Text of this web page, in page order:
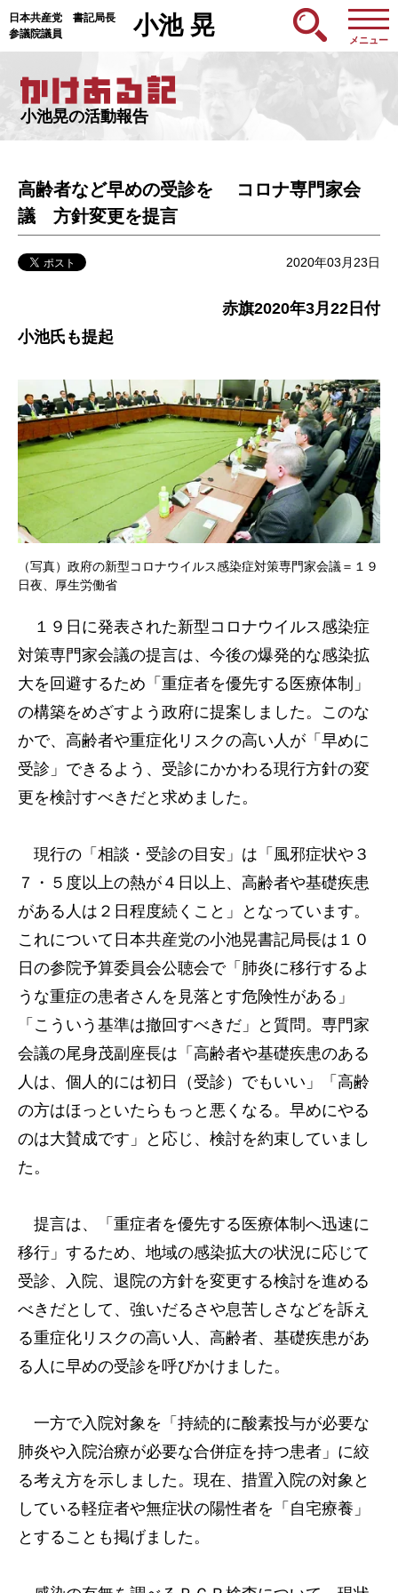
日本共産党 書記局長
参議院議員
小池 晃
メニュー
小池晃の活動報告
高齢者など早めの受診を コロナ専門家会
議 方針変更を提言
2020年03月23日
赤旗2020年3月22日付
小池氏も提起
（写真）政府の新型コロナウイルス感染症対策専門家会議＝１９
日夜、厚生労働省
１９日に発表された新型コロナウイルス感染症
対策専門家会議の提言は、今後の爆発的な感染拡
大を回避するため「重症者を優先する医療体制」
の構築をめざすよう政府に提案しました。このな
かで、高齢者や重症化リスクの高い人が「早めに
受診」できるよう、受診にかかわる現行方針の変
更を検討すべきだと求めました。
現行の「相談・受診の目安」は「風邪症状や３
７・５度以上の熱が４日以上、高齢者や基礎疾患
がある人は２日程度続くこと」となっています。
これについて日本共産党の小池晃書記局長は１０
日の参院予算委員会公聴会で「肺炎に移行するよ
うな重症の患者さんを見落とす危険性がある」
「こういう基準は撤回すべきだ」と質問。専門家
会議の尾身茂副座長は「高齢者や基礎疾患のある
人は、個人的には初日（受診）でもいい」「高齢
の方はほっといたらもっと悪くなる。早めにやる
のは大賛成です」と応じ、検討を約束していまし
た。
提言は、「重症者を優先する医療体制へ迅速に
移行」するため、地域の感染拡大の状況に応じて
受診、入院、退院の方針を変更する検討を進める
べきだとして、強いだるさや息苦しさなどを訴え
る重症化リスクの高い人、高齢者、基礎疾患があ
る人に早めの受診を呼びかけました。
一方で入院対象を「持続的に酸素投与が必要な
肺炎や入院治療が必要な合併症を持つ患者」に絞
る考え方を示しました。現在、措置入院の対象と
している軽症者や無症状の陽性者を「自宅療養」
とすることも掲げました。